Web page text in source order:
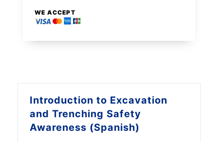
Introduction to Excavation
and Trenching Safety
Awareness (Spanish)
WE ACCEPT